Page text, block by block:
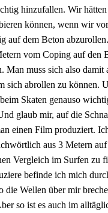
hinzufallen. Wir
können, wenn wir
auf dem Beton
vom Coping auf den
Man muss sich also damit
sich abrollen zu können.
Skaten genauso
glaub mir, auf die
einen Film produziert.
aus 3 Metern
Vergleich im Surfen zu
befinde ich mich
die Wellen über mir
so ist es auch im